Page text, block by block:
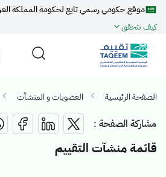
موقع حكومي رسمي تابع لحكومة المملكة
كيف تتحقق
الصفحة الرئيسية العضويات و المنشآت
مشاركة الصفحة :
قائمة منشآت التقييم